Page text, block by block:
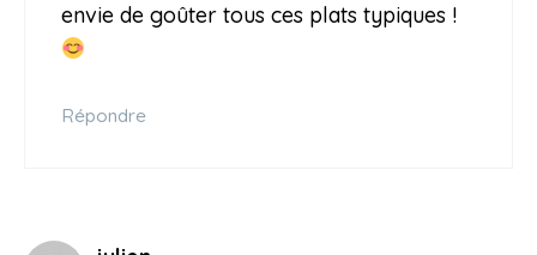
envie de goûter tous ces plats typiques !
Répondre